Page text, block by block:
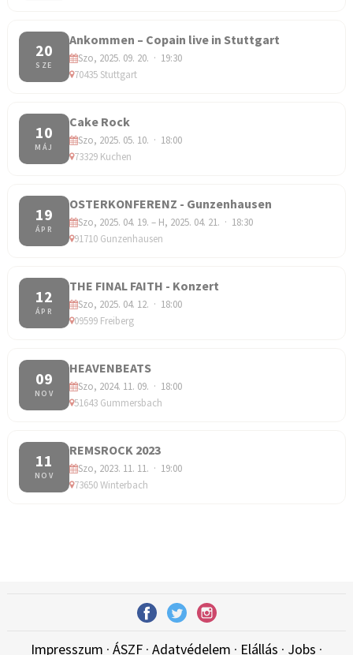
20
SZE
Ankommen – Copain live in Stuttgart
Szo, 2025. 09. 20. · 19:30
70435 Stuttgart
10
MÁJ
Cake Rock
Szo, 2025. 05. 10. · 18:00
73329 Kuchen
19
ÁPR
OSTERKONFERENZ - Gunzenhausen
Szo, 2025. 04. 19. – H, 2025. 04. 21. · 18:30
91710 Gunzenhausen
12
ÁPR
THE FINAL FAITH - Konzert
Szo, 2025. 04. 12. · 18:00
09599 Freiberg
09
NOV
HEAVENBEATS
Szo, 2024. 11. 09. · 18:00
51643 Gummersbach
11
NOV
REMSROCK 2023
Szo, 2023. 11. 11. · 19:00
73650 Winterbach
Impresszum · ÁSZF · Adatvédelem · Elállás · Jobs ·